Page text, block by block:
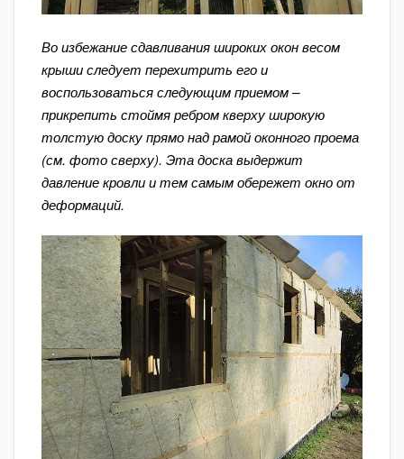
Во избежание сдавливания широких окон весом
крыши следует перехитрить его и
воспользоваться следующим приемом –
прикрепить стоймя ребром кверху широкую
толстую доску прямо над рамой оконного проема
(см. фото сверху). Эта доска выдержит
давление кровли и тем самым обережет окно от
деформаций.